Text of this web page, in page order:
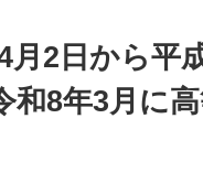
月2日から平
和8年3月に